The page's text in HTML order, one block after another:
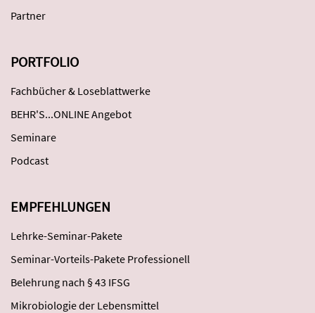
Partner
PORTFOLIO
Fachbücher & Loseblattwerke
BEHR'S...ONLINE Angebot
Seminare
Podcast
EMPFEHLUNGEN
Lehrke-Seminar-Pakete
Seminar-Vorteils-Pakete Professionell
Belehrung nach § 43 IFSG
Mikrobiologie der Lebensmittel